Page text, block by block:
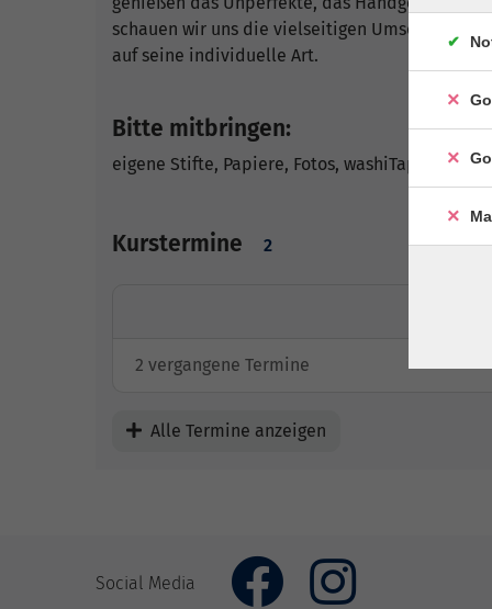
schauen wir uns die vielseitigen
auf seine individuelle Art.
Bitte mitbringen:
eigene Stifte, Papiere, Fotos, washiTapes,
Kurstermine 2
2 vergangene Termine
Alle Termine anzeigen
Social Media